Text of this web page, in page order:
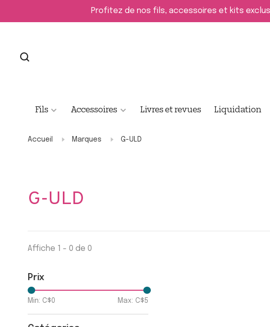
Profitez de nos fils, accessoires et kits
Fils Accessoires Livres et revues Liquidation
Accueil Marques G-ULD
G-ULD
Affiche 1 - 0 de 0
Prix
Min: C$0 Max: C$5